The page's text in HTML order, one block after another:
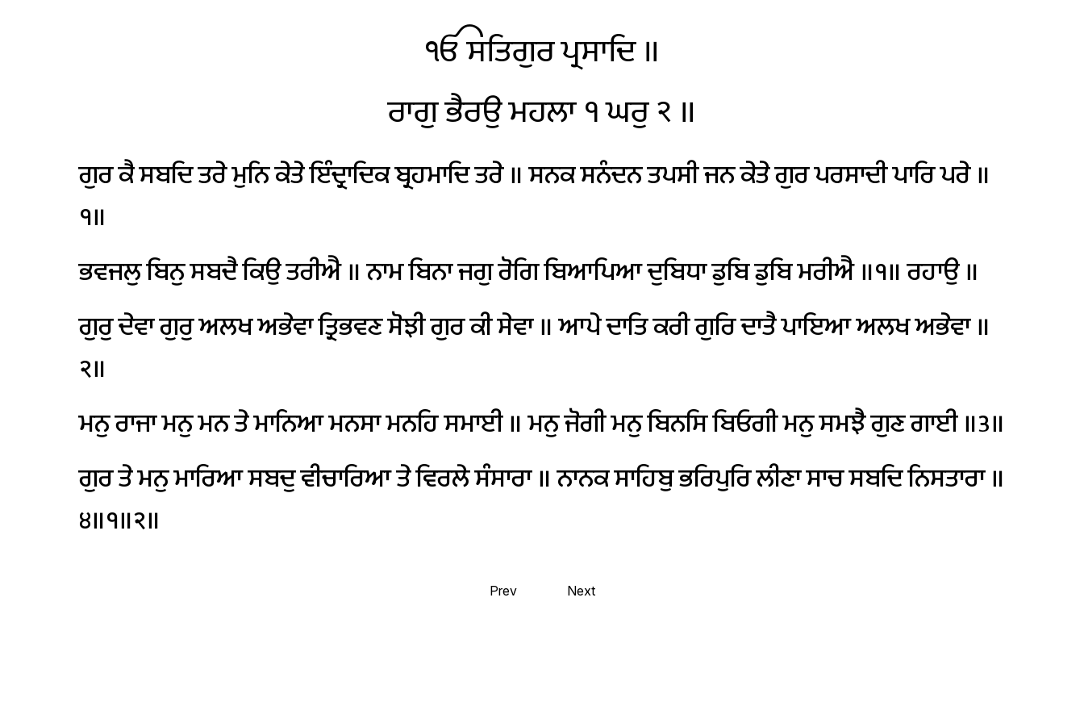
ੴਸਤਿਗੁਰਪ੍ਰਸਾਦਿ॥
ਰਾਗੁਭੈਰਉਮਹਲਾ੧ਘਰੁ੨ ॥
ਗੁਰਕੈਸਬਦਿਤਰੇਮੁਨਿਕੇਤੇਇੰਦ੍ਰਾਦਿਕਬ੍ਰਹਮਾਦਿਤਰੇ॥ਸਨਕਸਨੰਦਨਤਪਸੀਜਨਕੇਤੇਗੁਰਪਰਸਾਦੀਪਾਰਿਪਰੇ॥
੧॥
ਭਵਜਲੁਬਿਨੁਸਬਦੈਕਿਉਤਰੀਐ॥ਨਾਮਬਿਨਾਜਗੁਰੋਗਿਬਿਆਪਿਆਦੁਬਿਧਾਡੁਬਿਡੁਬਿਮਰੀਐ॥੧॥ਰਹਾਉ॥
ਗੁਰੁਦੇਵਾਗੁਰੁਅਲਖਅਭੇਵਾਤ੍ਰਿਭਵਣਸੋਝੀਗੁਰਕੀਸੇਵਾ॥ਆਪੇਦਾਤਿਕਰੀਗੁਰਿਦਾਤੈਪਾਇਆਅਲਖਅਭੇਵਾ॥
੨॥
ਮਨੁਰਾਜਾਮਨੁਮਨਤੇਮਾਨਿਆਮਨਸਾਮਨਹਿਸਮਾਈ॥ਮਨੁਜੋਗੀਮਨੁਬਿਨਸਿਬਿਓਗੀਮਨੁਸਮਝੈਗੁਣਗਾਈ॥੩॥
ਗੁਰਤੇਮਨੁਮਾਰਿਆਸਬਦੁਵੀਚਾਰਿਆਤੇਵਿਰਲੇਸੰਸਾਰਾ॥ਨਾਨਕਸਾਹਿਬੁਭਰਿਪੁਰਿਲੀਣਾਸਾਚਸਬਦਿਨਿਸਤਾਰਾ॥
੪॥੧॥੨॥
Prev Next